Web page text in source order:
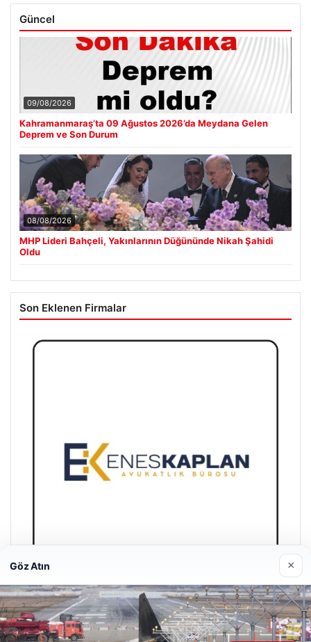
Güncel
09/08/2026
Kahramanmaraş’ta 09 Ağustos 2026’da Meydana Gelen
Deprem ve Son Durum
08/08/2026
MHP Lideri Bahçeli, Yakınlarının Düğününde Nikah Şahidi
Oldu
Son Eklenen Firmalar
Enes Kaplan Avukatlık Bürosu
28/04/2026
Göz Atın ×